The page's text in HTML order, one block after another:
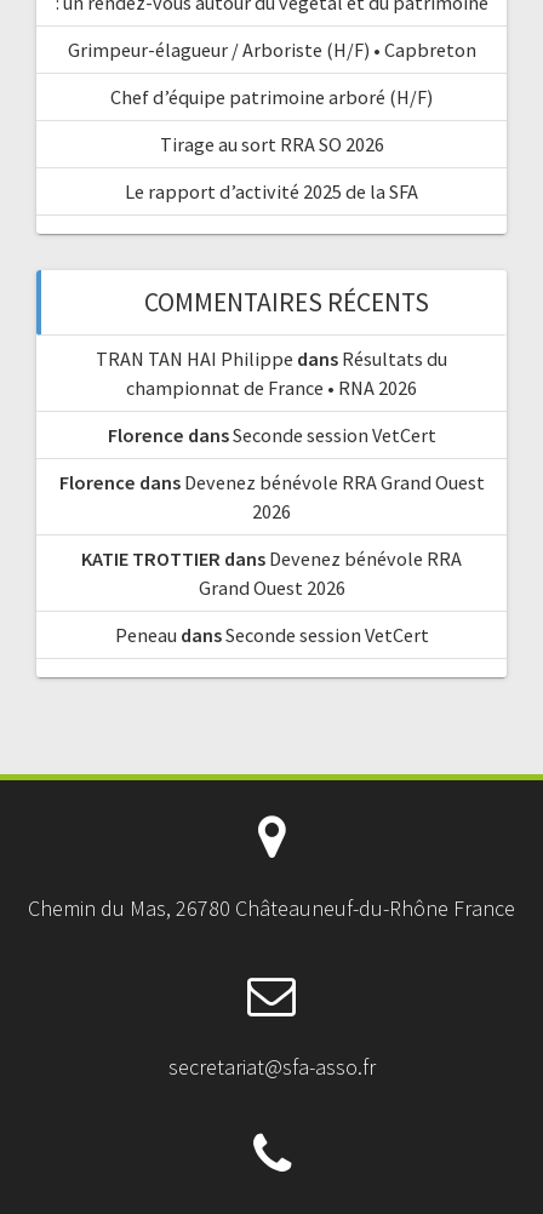
Grimpeur-élagueur / Arboriste (H/F) • Capbreton
Chef d’équipe patrimoine arboré (H/F)
Tirage au sort RRA SO 2026
Le rapport d’activité 2025 de la SFA
COMMENTAIRES RÉCENTS
TRAN TAN HAI Philippe dans Résultats du
championnat de France • RNA 2026
Florence dansSeconde session VetCert
Florence dans Devenez bénévole RRA Grand Ouest
2026
KATIE TROTTIER dans Devenez bénévole RRA
Grand Ouest 2026
Peneau dansSeconde session VetCert
Chemin du Mas, 26780 Châteauneuf-du-Rhône France
secretariat@sfa-asso.fr